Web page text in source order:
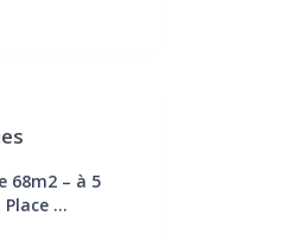
68m2 – à 5
...